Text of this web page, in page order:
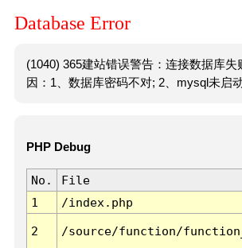
Database Error
(1040) 365建站错误警告：连接数据库失
因：1、数据库密码不对; 2、mysql未启动
PHP Debug
No. File
1
/index.php
2 /source/function/